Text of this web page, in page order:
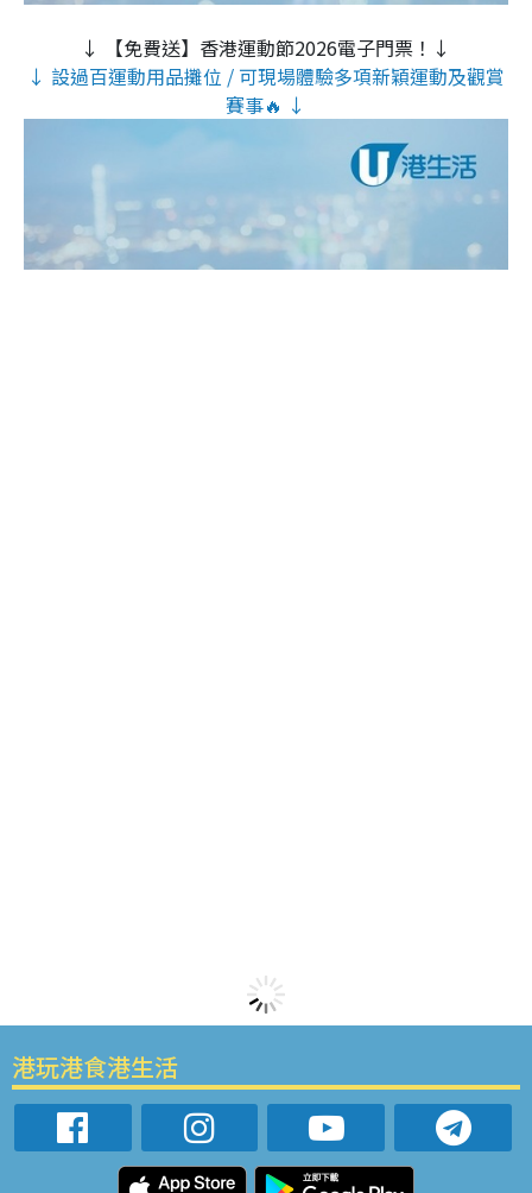
↓ 【免費送】香港運動節2026電子門票！↓
↓ 設過百運動用品攤位 / 可現場體驗多項新穎運動及觀賞
賽事🔥 ↓
港玩港食港生活